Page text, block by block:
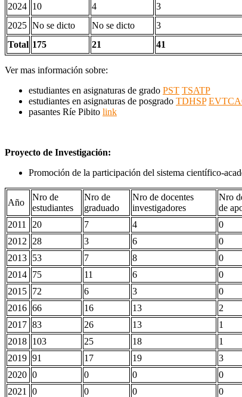
2024 10 4 3
2025 No se dicto No se dicto 3
Total 175 21 41
Ver mas información sobre:
estudiantes en asignaturas de grado PST TSATP
estudiantes en asignaturas de posgrado TDHSP
pasantes Ríe Pibito link
Proyecto de Investigación:
Promoción de la participación del sistema científico-
Año
Nro de
estudiantes
Nro de
graduado
Nro de docentes
investigadores
Nro
de
2011 20 7 4 0
2012
28 3 6 0
2013 53 7 8 0
2014 75 11 6 0
2015 72 6 3 0
2016 66 16 13 2
2017 83 26 13 1
2018 103 25 18 1
2019 91 17 19 3
2020 0 0 0 0
2021
0 0 0 0